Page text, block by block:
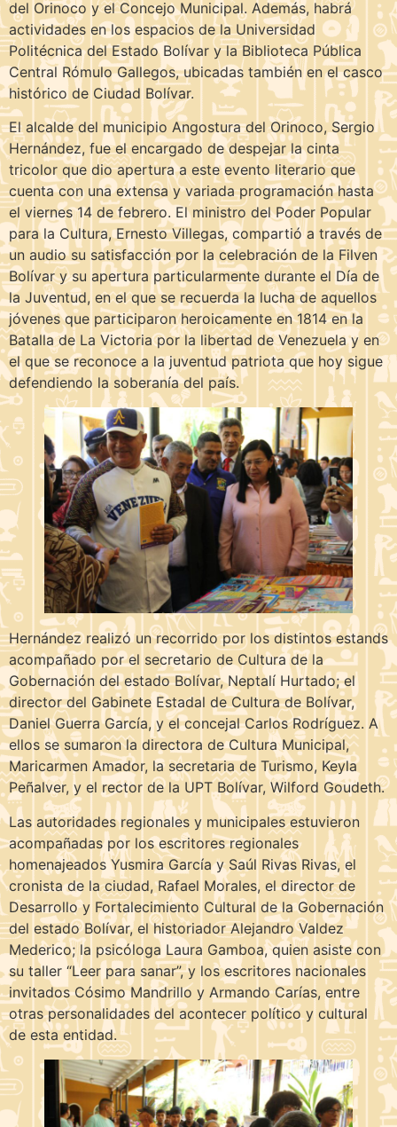
del Orinoco y el Concejo Municipal. Además, habrá
actividades en los espacios de la Universidad
Politécnica del Estado Bolívar y la Biblioteca Pública
Central Rómulo Gallegos, ubicadas también en el casco
histórico de Ciudad Bolívar.
El alcalde del municipio Angostura del Orinoco, Sergio
Hernández, fue el encargado de despejar la cinta
tricolor que dio apertura a este evento literario que
cuenta con una extensa y variada programación hasta
el viernes 14 de febrero. El ministro del Poder Popular
para la Cultura, Ernesto Villegas, compartió a través de
un audio su satisfacción por la celebración de la Filven
Bolívar y su apertura particularmente durante el Día de
la Juventud, en el que se recuerda la lucha de aquellos
jóvenes que participaron heroicamente en 1814 en la
Batalla de La Victoria por la libertad de Venezuela y en
el que se reconoce a la juventud patriota que hoy sigue
defendiendo la soberanía del país.
Hernández realizó un recorrido por los distintos estands
acompañado por el secretario de Cultura de la
Gobernación del estado Bolívar, Neptalí Hurtado; el
director del Gabinete Estadal de Cultura de Bolívar,
Daniel Guerra García, y el concejal Carlos Rodríguez. A
ellos se sumaron la directora de Cultura Municipal,
Maricarmen Amador, la secretaria de Turismo, Keyla
Peñalver, y el rector de la UPT Bolívar, Wilford Goudeth.
Las autoridades regionales y municipales estuvieron
acompañadas por los escritores regionales
homenajeados Yusmira García y Saúl Rivas Rivas, el
cronista de la ciudad, Rafael Morales, el director de
Desarrollo y Fortalecimiento Cultural de la Gobernación
del estado Bolívar, el historiador Alejandro Valdez
Mederico; la psicóloga Laura Gamboa, quien asiste con
su taller “Leer para sanar”, y los escritores nacionales
invitados Cósimo Mandrillo y Armando Carías, entre
otras personalidades del acontecer político y cultural
de esta entidad.